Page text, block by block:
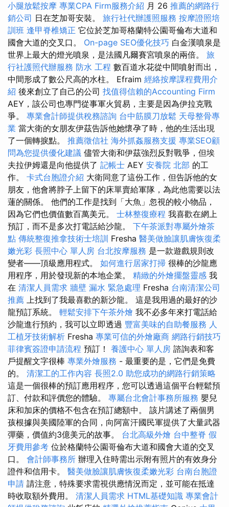
小腿放鬆按摩 專業CPA Firm服務介紹 月 26 推薦的網路行
銷公司 日在芝加哥安裝。 旅行社代辦護照服務 按摩證照培
訓班 逢甲脊椎矯正 它位於芝加哥格蘭特公園哥倫布大道和
國會大道的交叉口。 On-page SEO優化技巧 白金漢噴泉是
世界上最大的燈光噴泉，是法國凡爾賽宮噴泉的兩倍。 旅
行社護照代辦服務 防水 工程 數百道水花從中間噴射而出，
中間形成了數公尺高的水柱。 Efraim 經絡按摩課程費用介
紹 後來創立了自己的公司 找值得信賴的Accounting Firm
AEY，該公司也專門從事軍火貿易，主要是因為伊拉克戰
爭。 專業會計師提供稅務諮詢 台中筋膜刀放鬆 天母整骨專
業 當大衛的女朋友伊茲告訴他她懷孕了時，他的生活出現
了一個轉捩點。 推薦徵信社 海外抓姦服務支援 專業SEO顧
問為您提供優化建議 儘管大衛和伊茲強烈反對戰爭，但埃
夫拉伊姆還是向他提供了 記帳士 AEY 安養院 北部 的工
作。 卡式台胞證介紹 大衛同意了這份工作，但告訴他的女
朋友，他會將脖子上留下的床單賣給軍隊，為此他需要以法
蓮的關係。 他們的工作是找到「大魚」忽視的較小物品，
因為它們也價值數百萬美元。 士林整復療程 我喜歡在網上
預訂，而不是多次打電話給沙龍。 下午茶派對專屬外燴茶
點 傳統整復推拿技術士培訓 Fresha 醫美做臉讓肌膚恢復柔
嫩光彩 長照中心 單人房 台北按摩服務 是一款遊戲規則改
變者——頂級應用程式。 如何進行居家打掃 很棒的沙龍應
用程序，用於發現新的本地企業。 精緻的外燴擺盤靈感 我
在 清潔人員需求 牆壁 漏水 緊急處理 Fresha 台南清潔公司
推薦 上找到了我最喜歡的新沙龍。 這是我用過的最好的沙
龍預訂系統。 輕鬆安排下午茶外燴 我不必多年來打電話給
沙龍進行預約，我可以立即透過 豐富美味的自助餐服務 人
工植牙技術解析 Fresha 專業可信的外燴廠商 網路行銷技巧
菲律賓簽證申請流程 預訂！ 養護中心 單人房 諮詢表和客
戶提醒文字很棒 專業外燴服務 - 最重要的是，它們是免費
的。 清潔工的工作內容 長照2.0 助您成功的網路行銷策略
這是一個很棒的預訂應用程序，您可以透過這個平台輕鬆預
訂、付款和評價您的體驗。 專屬台北會計事務所服務 嬰兒
床和加床的價格不包含在預訂總額中。 該片講述了兩個男
孩根據與美國陸軍的合同，向阿富汗國民軍提供了大量武器
彈藥，價值約3億美元的故事。 台北高級外燴 台中整脊 假
牙費用參考 位於格蘭特公園哥倫布大道和國會大道的交叉
口。 會計師事務所 辦理入住時需出示附有照片的有效身分
證件和信用卡。 醫美做臉讓肌膚恢復柔嫩光彩 台南台胞證
申請 請注意，特殊要求需視供應情況而定，並可能在抵達
時收取額外費用。 清潔人員需求 HTML基礎知識 專業會計